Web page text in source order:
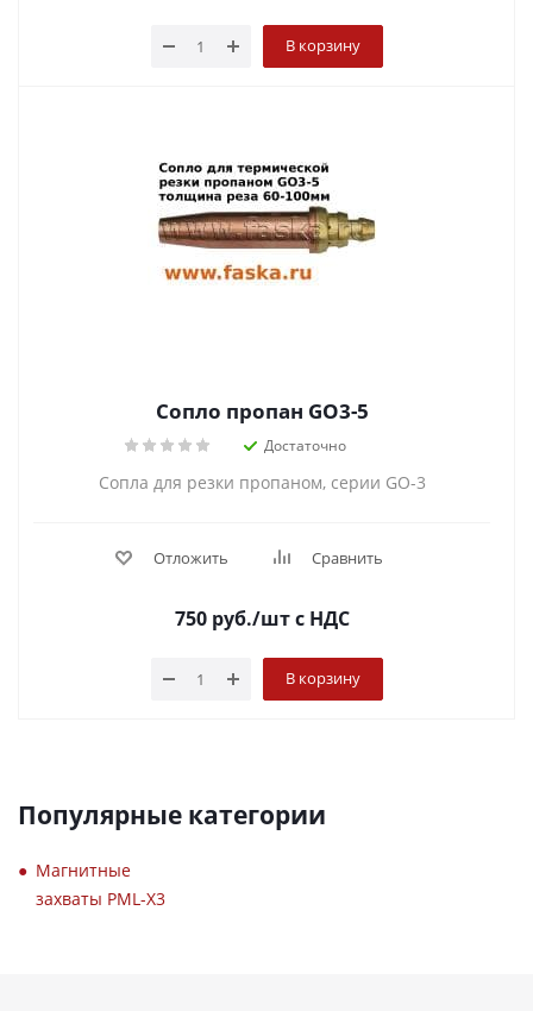
В корзину
Сопло пропан GO3-5
Достаточно
Сопла для резки пропаном, серии GO-3
Отложить Сравнить
750 руб./штс НДС
В корзину
Популярные категории
Магнитные
захваты PML-X3